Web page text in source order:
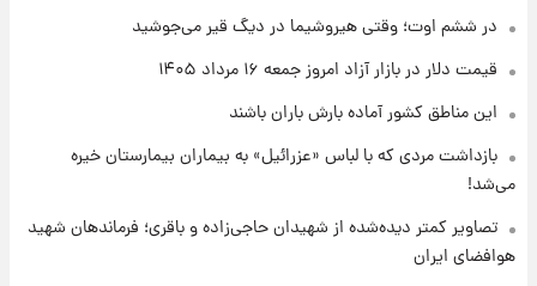
امروز پنجشنبه ۱۵ مرداد ۱۴۰۵ +جدول
قیمت طلا و سکه امروز پنجشنبه ۱۵ مرداد ۱۴۰۵
شارژ جدید کالابرگ برای سه دهک؛ جزئیات اعلام
در ششم اوت؛ وقتی هیروشیما در دیگ قیر می‌جوشید
قیمت دلار در بازار آزاد امروز جمعه ۱۶ مرداد ۱۴۰۵
این مناطق کشور آماده بارش باران باشند
بازداشت مردی که با لباس «عزرائیل» به بیماران بیمارستان خیره
می‌شد!
تصاویر کمتر دیده‌شده از شهیدان حاجی‌زاده و باقری؛ فرماندهان شهید
هوافضای ایران